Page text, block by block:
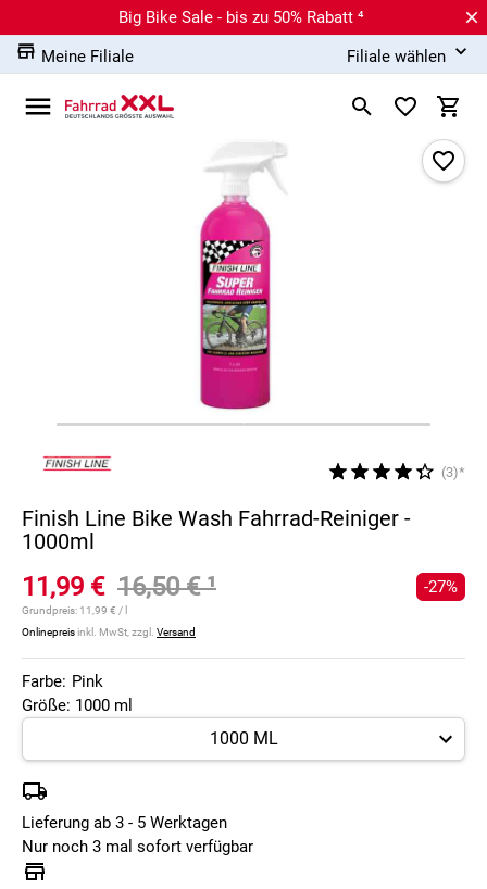
Big Bike Sale - bis zu 50% Rabatt ⁴
Meine Filiale
Filiale wählen
(3)*
Finish Line Bike Wash Fahrrad-Reiniger -
1000ml
11,99 € 16,50 €¹
Grundpreis: 11,99 € / l
Onlinepreisinkl. MwSt, zzgl. Versand
-27%
Farbe: Pink
Größe: 1000 ml
Lieferung ab 3 - 5 Werktagen
Nur noch 3 mal sofort verfügbar